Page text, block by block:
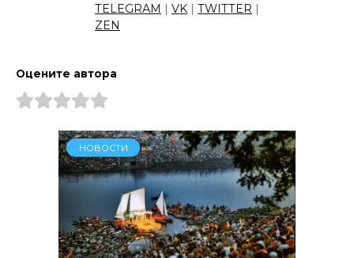
TELEGRAM | VK | TWITTER |
ZEN
Оцените автора
НОВОСТИ